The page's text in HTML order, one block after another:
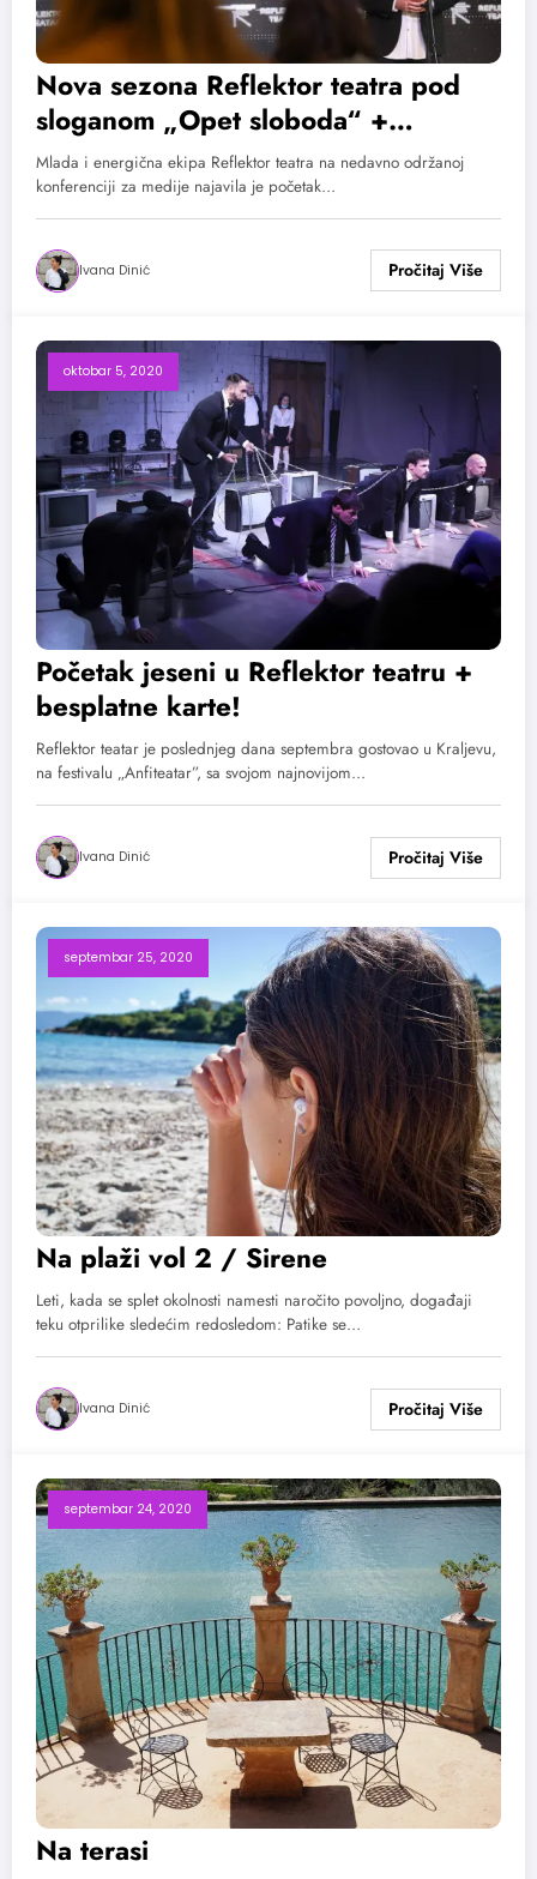
Nova sezona Reflektor teatra pod
sloganom „Opet sloboda“ +
Besplatne karte
Mlada i energična ekipa Reflektor teatra na nedavno održanoj
konferenciji za medije najavila je početak…
Ivana Dinić
oktobar 5, 2020
Početak jeseni u Reflektor teatru +
besplatne karte!
Reflektor teatar je poslednjeg dana septembra gostovao u Kraljevu,
na festivalu „Anfiteatar”, sa svojom najnovijom…
Ivana Dinić
septembar 25, 2020
Na plaži vol 2 / Sirene
Leti, kada se splet okolnosti namesti naročito povoljno, događaji
teku otprilike sledećim redosledom: Patike se…
Ivana Dinić
septembar 24, 2020
Na terasi